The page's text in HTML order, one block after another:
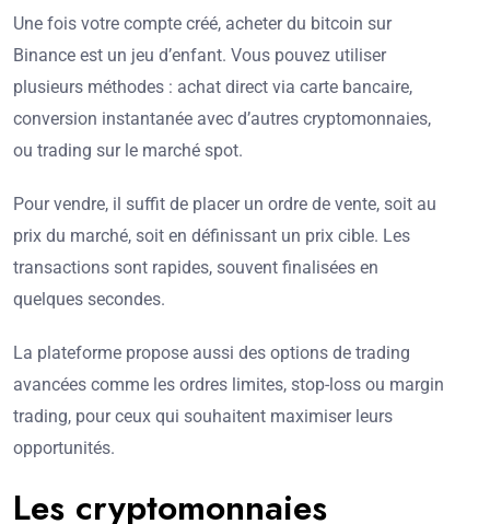
Une fois votre compte créé, acheter du bitcoin sur
Binance est un jeu d’enfant. Vous pouvez utiliser
plusieurs méthodes : achat direct via carte bancaire,
conversion instantanée avec d’autres cryptomonnaies,
ou trading sur le marché spot.
Pour vendre, il suffit de placer un ordre de vente, soit au
prix du marché, soit en définissant un prix cible. Les
transactions sont rapides, souvent finalisées en
quelques secondes.
La plateforme propose aussi des options de trading
avancées comme les ordres limites, stop-loss ou margin
trading, pour ceux qui souhaitent maximiser leurs
opportunités.
Les cryptomonnaies